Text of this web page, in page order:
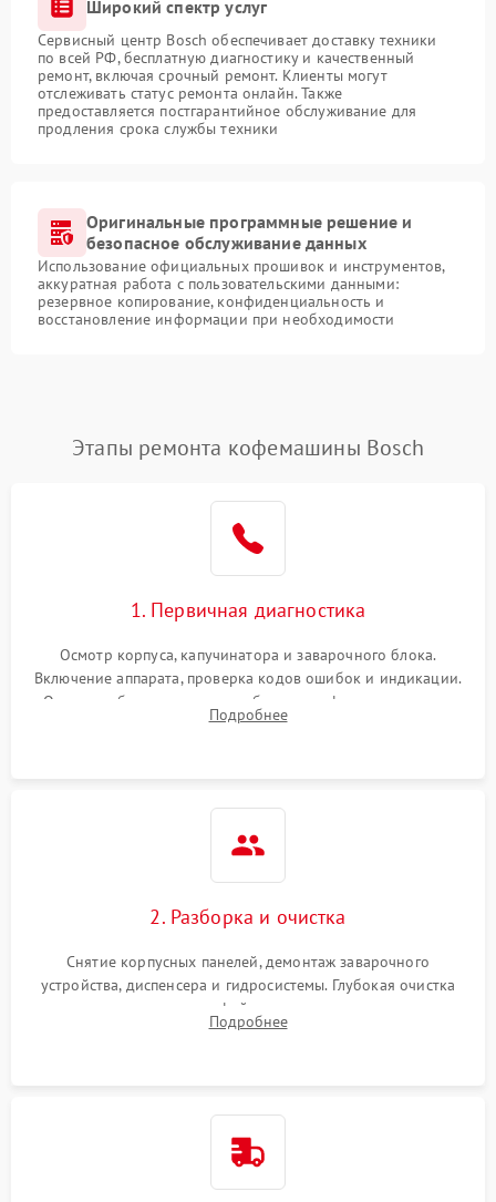
Широкий спектр услуг
Сервисный центр Bosch обеспечивает доставку техники
по всей РФ, бесплатную диагностику и качественный
ремонт, включая срочный ремонт. Клиенты могут
отслеживать статус ремонта онлайн. Также
предоставляется постгарантийное обслуживание для
продления срока службы техники
Оригинальные программные решение и
безопасное обслуживание данных
Использование официальных прошивок и инструментов,
аккуратная работа с пользовательскими данными:
резервное копирование, конфиденциальность и
восстановление информации при необходимости
Этапы ремонта кофемашины Bosch
1. Первичная диагностика
Осмотр корпуса, капучинатора и заварочного блока.
Включение аппарата, проверка кодов ошибок и индикации.
Оценка работы помпы, термоблока и кофемолки на слух.
Измерение температуры и давления воды для выявления
Подробнее
2. Разборка и очистка
Снятие корпусных панелей, демонтаж заварочного
устройства, диспенсера и гидросистемы. Глубокая очистка
внутренних узлов от кофейных масел, жмыха и накипи.
Промывка дренажных каналов и фильтров с использованием
Подробнее